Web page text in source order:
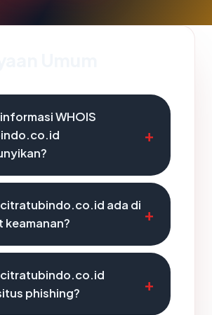
WHOIS
ada di
keamanan?
citratubindo.co.id
phishing?